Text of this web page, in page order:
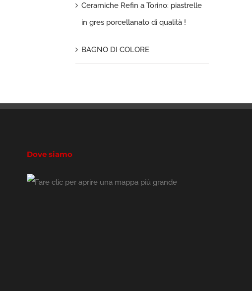
Ceramiche Refin a Torino: piastrelle
in gres porcellanato di qualità !
BAGNO DI COLORE
Dove siamo